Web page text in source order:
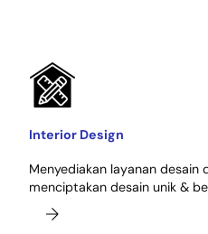
Interior Design
Menyediakan layanan desain
menciptakan desain unik &